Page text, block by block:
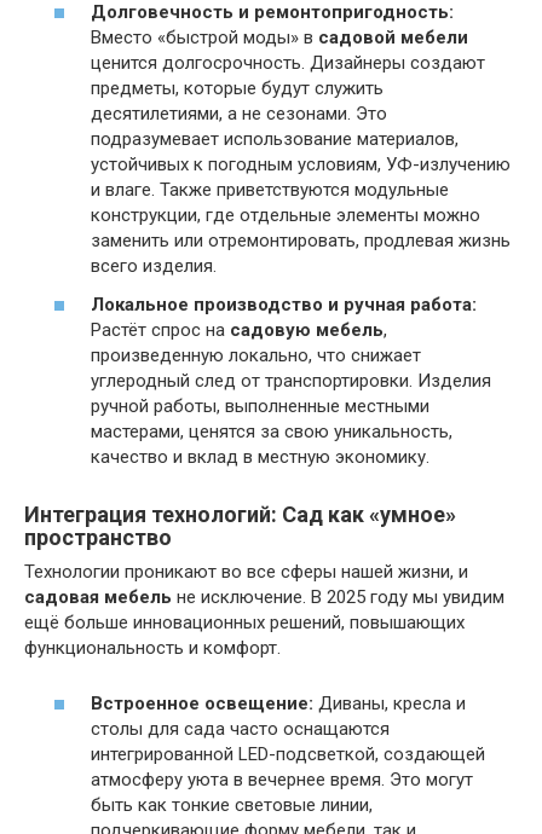
Долговечность и ремонтопригодность:
Вместо «быстрой моды» в садовой мебели
ценится долгосрочность. Дизайнеры создают
предметы, которые будут служить
десятилетиями, а не сезонами. Это
подразумевает использование материалов,
устойчивых к погодным условиям, УФ-излучению
и влаге. Также приветствуются модульные
конструкции, где отдельные элементы можно
заменить или отремонтировать, продлевая жизнь
всего изделия.
Локальное производство и ручная работа:
Растёт спрос на садовую мебель,
произведенную локально, что снижает
углеродный след от транспортировки. Изделия
ручной работы, выполненные местными
мастерами, ценятся за свою уникальность,
качество и вклад в местную экономику.
Интеграция технологий: Сад как «умное»
пространство
Технологии проникают во все сферы нашей жизни, и
садовая мебель не исключение. В 2025 году мы увидим
ещё больше инновационных решений, повышающих
функциональность и комфорт.
Встроенное освещение: Диваны, кресла и
столы для сада часто оснащаются
интегрированной LED-подсветкой, создающей
атмосферу уюта в вечернее время. Это могут
быть как тонкие световые линии,